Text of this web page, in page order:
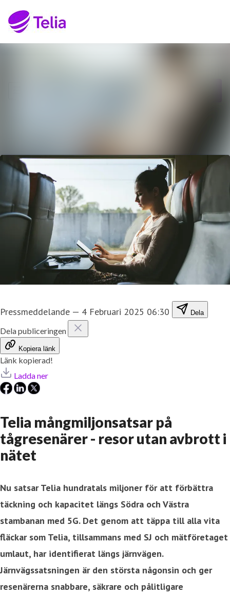
Pressmeddelande — 4 Februari 2025 06:30 Dela
Dela publiceringen
Kopiera länk
Länk kopierad!
Ladda ner
Telia mångmiljonsatsar på
tågresenärer - resor utan avbrott i
nätet
Nu satsar Telia hundratals miljoner för att förbättra
täckning och kapacitet längs Södra och Västra
stambanan med 5G. Det genom att täppa till alla vita
fläckar som Telia, tillsammans med SJ och mätföretaget
umlaut, har identifierat längs järnvägen.
Järnvägssatsningen är den största någonsin och ger
resenärerna snabbare, säkrare och pålitligare